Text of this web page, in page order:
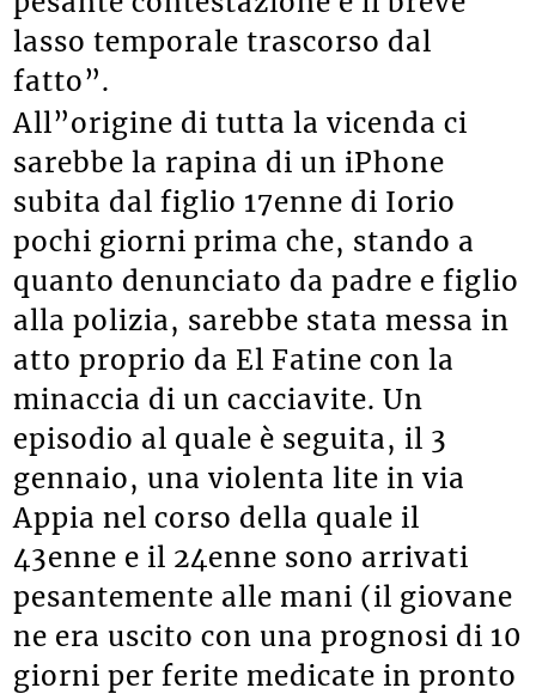
lasso temporale trascorso dal
fatto”.
All”origine di tutta la vicenda ci
sarebbe la rapina di un iPhone
subita dal figlio 17enne di Iorio
pochi giorni prima che, stando a
quanto denunciato da padre e figlio
alla polizia, sarebbe stata messa in
atto proprio da El Fatine con la
minaccia di un cacciavite. Un
episodio al quale è seguita, il 3
gennaio, una violenta lite in via
Appia nel corso della quale il
43enne e il 24enne sono arrivati
pesantemente alle mani (il giovane
ne era uscito con una prognosi di 10
giorni per ferite medicate in pronto